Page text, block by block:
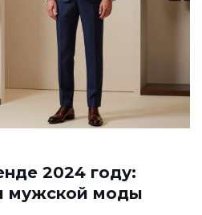
2024 году:
мужской моды